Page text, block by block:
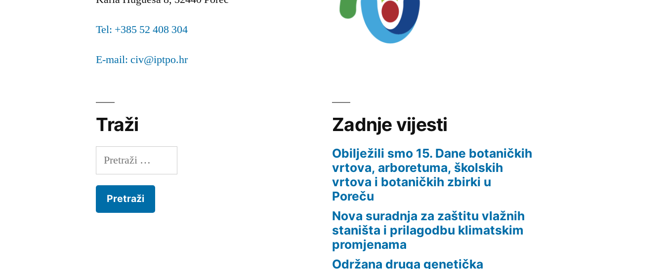
Tel: +385 52 408 304
E-mail: civ@iptpo.hr
Traži
Pretraži:
Zadnje vijesti
Obilježili smo 15. Dane botaničkih
vrtova, arboretuma, školskih
vrtova i botaničkih zbirki u
Poreču
Nova suradnja za zaštitu vlažnih
staništa i prilagodbu klimatskim
promjenama
Održana druga genetička